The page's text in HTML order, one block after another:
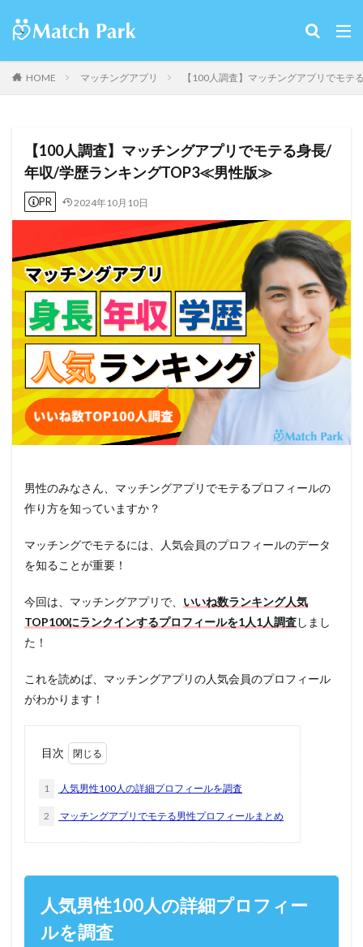
HOME マッチングアプリ 【100人調査】マッチングアプリでモ
【100人調査】マッチングアプリでモテる身長/
年収/学歴ランキングTOP3≪男性版≫
PR 2024年10月10日
男性のみなさん、マッチングアプリでモテるプロフィールの
作り方を知っていますか？
マッチングでモテるには、人気会員のプロフィールのデータ
を知ることが重要！
今回は、マッチングアプリで、 いいね数ランキング人気
TOP100にランクインするプロフィールを1人1人調査しまし
た！
これを読めば、マッチングアプリの人気会員のプロフィール
がわかります！
目次
1 人気男性100人の詳細プロフィールを調査
2 マッチングアプリでモテる男性プロフィールまとめ
人気男性100人の詳細プロフィー
ルを調査